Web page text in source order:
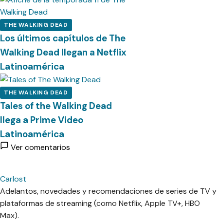
THE WALKING DEAD
Los últimos capítulos de The
Walking Dead llegan a Netflix
Latinoamérica
THE WALKING DEAD
Tales of the Walking Dead
llega a Prime Video
Latinoamérica
Ver comentarios
Carlost
Adelantos, novedades y recomendaciones de series de TV y
plataformas de streaming (como Netflix, Apple TV+, HBO
Max).